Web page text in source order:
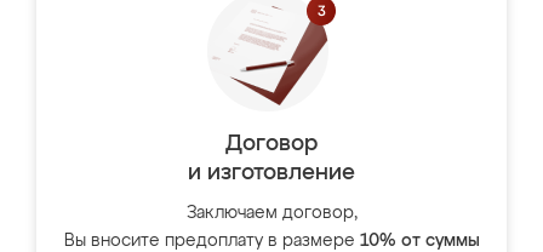
Договор
и изготовление
Заключаем договор,
Вы вносите предоплату в размере 10% от суммы